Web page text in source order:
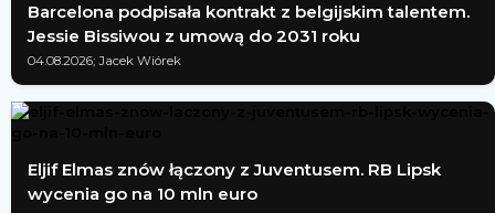
Barcelona podpisała kontrakt z belgijskim talentem.
Jessie Bissiwou z umową do 2031 roku
04.08.2026; Jacek Wiórek
Eljif Elmas znów łączony z Juventusem. RB Lipsk
wycenia go na 10 mln euro